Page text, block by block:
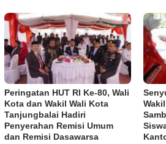
Peringatan HUT RI Ke-80, Wali
Kota dan Wakil Wali Kota
Tanjungbalai Hadiri
Penyerahan Remisi Umum
dan Remisi Dasawarsa